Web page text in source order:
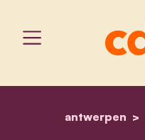
antwerpen